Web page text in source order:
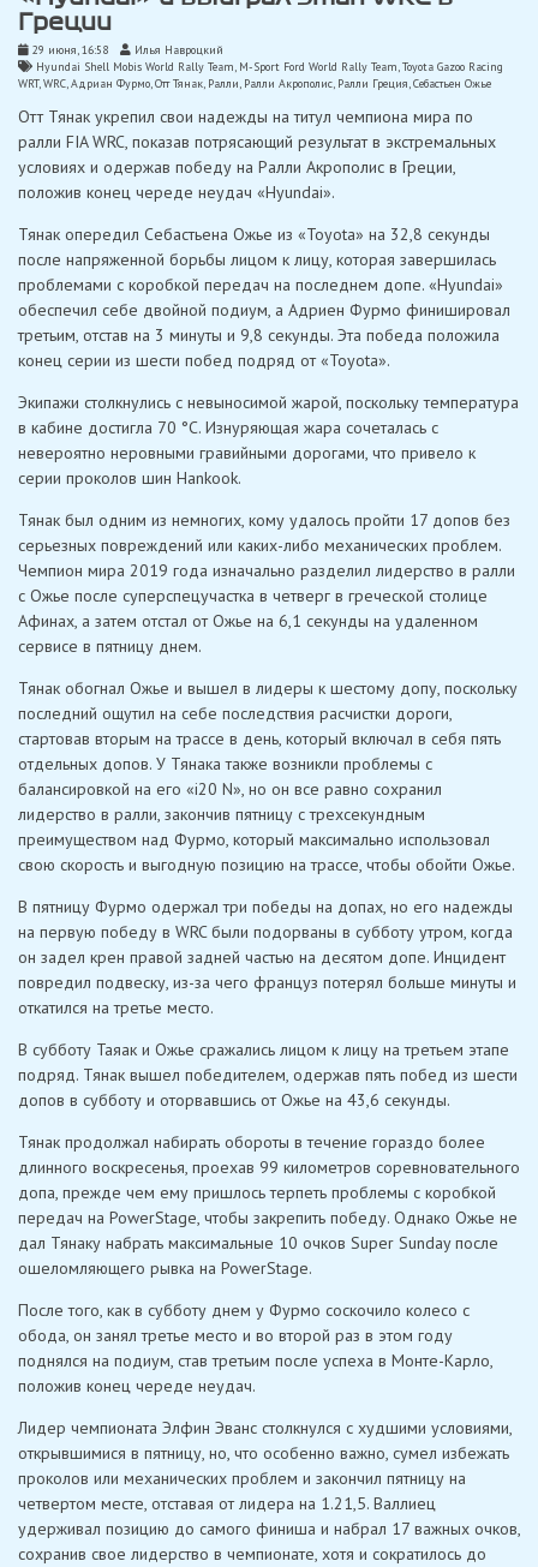
Греции
29 июня, 16:58
Илья Навроцкий
Hyundai Shell Mobis World Rally Team, M-Sport Ford World Rally Team,Toyota Gazoo Racing
WRT,WRC,Адриан Фурмо,Отт Тянак, Ралли, Ралли Акрополис, Ралли Греция,Себастьен Ожье
Отт Тянак укрепил свои надежды на титул чемпиона мира по
ралли FIA WRC, показав потрясающий результат в экстремальных
условиях и одержав победу на Ралли Акрополис в Греции,
положив конец череде неудач «Hyundai».
Тянак опередил Себастьена Ожье из «Toyota» на 32,8 секунды
после напряженной борьбы лицом к лицу, которая завершилась
проблемами с коробкой передач на последнем допе. «Hyundai»
обеспечил себе двойной подиум, а Адриен Фурмо финишировал
третьим, отстав на 3 минуты и 9,8 секунды. Эта победа положила
конец серии из шести побед подряд от «Toyota».
Экипажи столкнулись с невыносимой жарой, поскольку температура
в кабине достигла 70 °C. Изнуряющая жара сочеталась с
невероятно неровными гравийными дорогами, что привело к
серии проколов шин Hankook.
Тянак был одним из немногих, кому удалось пройти 17 допов без
серьезных повреждений или каких-либо механических проблем.
Чемпион мира 2019 года изначально разделил лидерство в ралли
с Ожье после суперспецучастка в четверг в греческой столице
Афинах, а затем отстал от Ожье на 6,1 секунды на удаленном
сервисе в пятницу днем.
Тянак обогнал Ожье и вышел в лидеры к шестому допу, поскольку
последний ощутил на себе последствия расчистки дороги,
стартовав вторым на трассе в день, который включал в себя пять
отдельных допов. У Тянака также возникли проблемы с
балансировкой на его «i20 N», но он все равно сохранил
лидерство в ралли, закончив пятницу с трехсекундным
преимуществом над Фурмо, который максимально использовал
свою скорость и выгодную позицию на трассе, чтобы обойти Ожье.
В пятницу Фурмо одержал три победы на допах, но его надежды
на первую победу в WRC были подорваны в субботу утром, когда
он задел крен правой задней частью на десятом допе. Инцидент
повредил подвеску, из-за чего француз потерял больше минуты и
откатился на третье место.
В субботу Таяак и Ожье сражались лицом к лицу на третьем этапе
подряд. Тянак вышел победителем, одержав пять побед из шести
допов в субботу и оторвавшись от Ожье на 43,6 секунды.
Тянак продолжал набирать обороты в течение гораздо более
длинного воскресенья, проехав 99 километров соревновательного
допа, прежде чем ему пришлось терпеть проблемы с коробкой
передач на PowerStage, чтобы закрепить победу. Однако Ожье не
дал Тянаку набрать максимальные 10 очков Super Sunday после
ошеломляющего рывка на PowerStage.
После того, как в субботу днем ​​у Фурмо соскочило колесо с
обода, он занял третье место и во второй раз в этом году
поднялся на подиум, став третьим после успеха в Монте-Карло,
положив конец череде неудач.
Лидер чемпионата Элфин Эванс столкнулся с худшими условиями,
открывшимися в пятницу, но, что особенно важно, сумел избежать
проколов или механических проблем и закончил пятницу на
четвертом месте, отставая от лидера на 1.21,5. Валлиец
удерживал позицию до самого финиша и набрал 17 важных очков,
сохранив свое лидерство в чемпионате, хотя и сократилось до